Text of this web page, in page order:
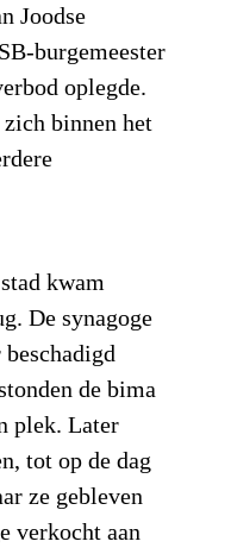
Joodse
burgemeester
oplegde.
binnen het
kwam
De synagoge
de bima
plek. Later
tot op de dag
ze gebleven
verkocht aan